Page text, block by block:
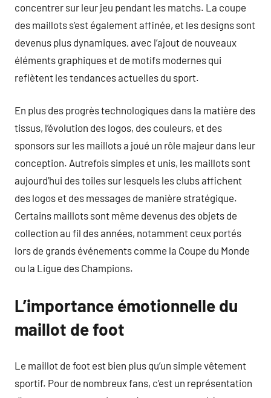
concentrer sur leur jeu pendant les matchs. La coupe
des maillots s’est également affinée, et les designs sont
devenus plus dynamiques, avec l’ajout de nouveaux
éléments graphiques et de motifs modernes qui
reflètent les tendances actuelles du sport.
En plus des progrès technologiques dans la matière des
tissus, l’évolution des logos, des couleurs, et des
sponsors sur les maillots a joué un rôle majeur dans leur
conception. Autrefois simples et unis, les maillots sont
aujourd’hui des toiles sur lesquels les clubs affichent
des logos et des messages de manière stratégique.
Certains maillots sont même devenus des objets de
collection au fil des années, notamment ceux portés
lors de grands événements comme la Coupe du Monde
ou la Ligue des Champions.
L’importance émotionnelle du
maillot de foot
Le maillot de foot est bien plus qu’un simple vêtement
sportif. Pour de nombreux fans, c’est un représentation